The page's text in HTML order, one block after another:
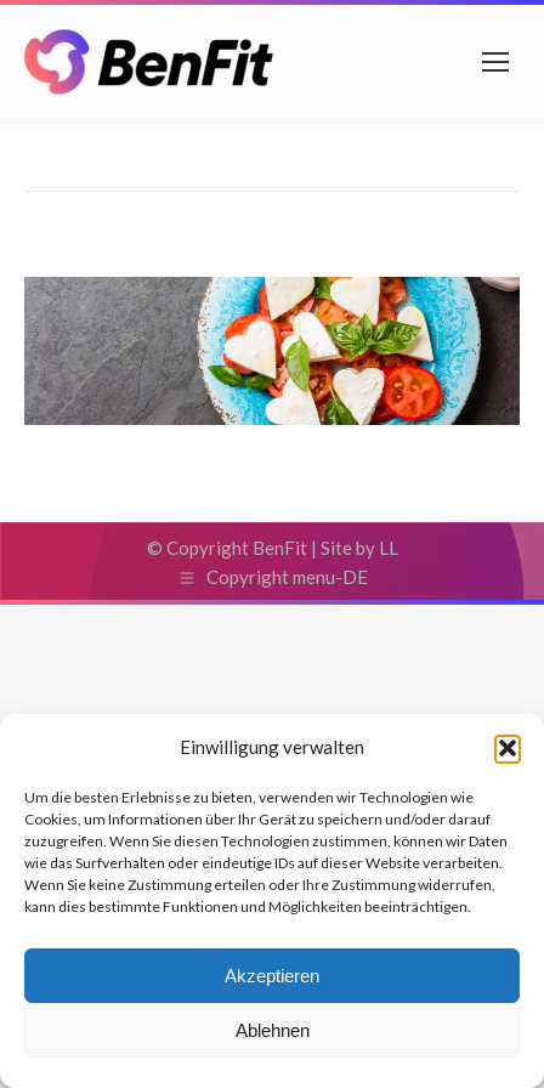
Einwilligung verwalten
Um die besten Erlebnisse zu bieten, verwenden wir Technologien wie
Cookies, um Informationen über Ihr Gerät zu speichern und/oder darauf
zuzugreifen. Wenn Sie diesen Technologien zustimmen, können wir Daten
wie das Surfverhalten oder eindeutige IDs auf dieser Website verarbeiten.
Wenn Sie keine Zustimmung erteilen oder Ihre Zustimmung widerrufen,
kann dies bestimmte Funktionen und Möglichkeiten beeinträchtigen.
Akzeptieren
Ablehnen
© Copyright BenFit | Site by LL
Copyright menu-DE